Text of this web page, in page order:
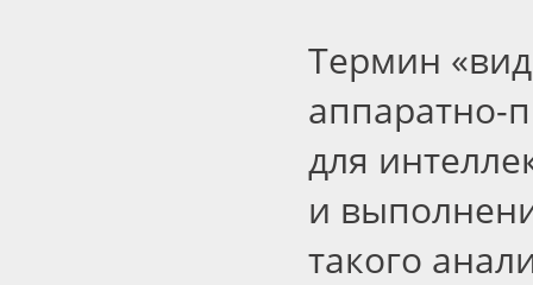
Термин «
аппаратно-
для
и
такого